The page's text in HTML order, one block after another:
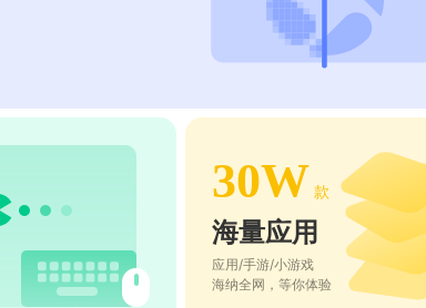
30W 款
海量应用
应用/手游/小游戏
海纳全网，等你体验